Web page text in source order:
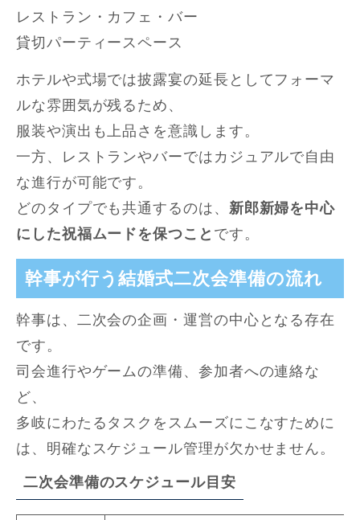
レストラン・カフェ・バー
貸切パーティースペース
ホテルや式場では披露宴の延長としてフォーマ
ルな雰囲気が残るため、
服装や演出も上品さを意識します。
一方、レストランやバーではカジュアルで自由
な進行が可能です。
どのタイプでも共通するのは、 新郎新婦を中心
にした祝福ムードを保つこと です。
幹事が行う結婚式二次会準備の流れ
幹事は、二次会の企画・運営の中心となる存在
です。
司会進行やゲームの準備、参加者への連絡な
ど、
多岐にわたるタスクをスムーズにこなすために
は、明確なスケジュール管理が欠かせません。
二次会準備のスケジュール目安